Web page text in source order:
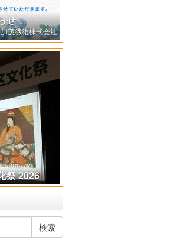
店
ついて、全23
できます。
投稿月別